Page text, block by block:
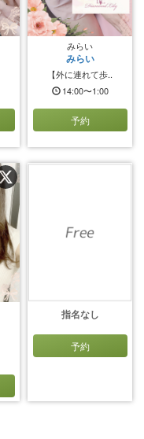
みらい
みらい
【外に連れて歩..
14:00〜1:00
予約
指名なし
予約